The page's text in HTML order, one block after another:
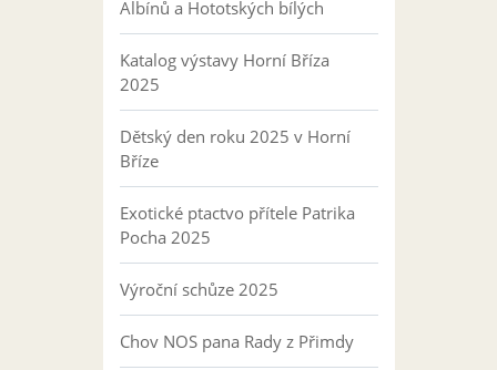
Albínů a Hototských bílých
Katalog výstavy Horní Bříza
2025
Dětský den roku 2025 v Horní
Bříze
Exotické ptactvo přítele Patrika
Pocha 2025
Výroční schůze 2025
Chov NOS pana Rady z Přimdy